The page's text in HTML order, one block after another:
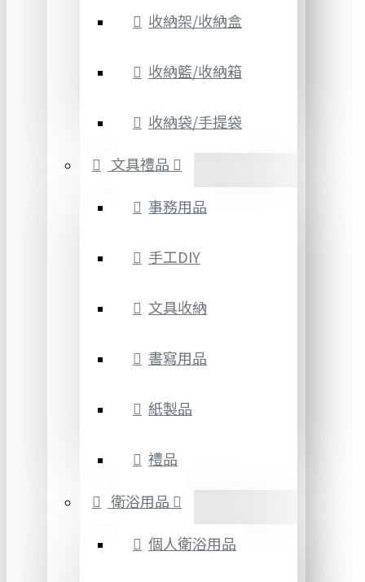
收納架/收納盒
收納籃/收納箱
收納袋/手提袋
文具禮品
事務用品
手工DIY
文具收納
書寫用品
紙製品
禮品
衛浴用品
個人衛浴用品